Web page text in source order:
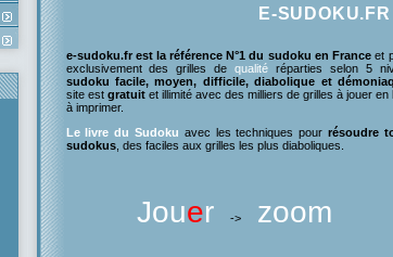
E-SUDOKU.FR
e-sudoku.fr est la référence N°1 du sudoku en France et
exclusivement des grilles dequalité réparties selon 5
sudoku facile, moyen, difficile, diabolique et
site est gratuitet illimité avec des milliers de grilles à jouer en
à imprimer.
Le livre du Sudoku avec les techniques pour résoudre
sudokus, des faciles aux grilles les plus diaboliques.
Jouer -> zoom